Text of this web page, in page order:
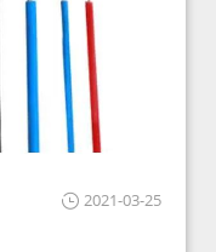
2021-03-25